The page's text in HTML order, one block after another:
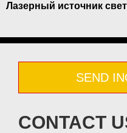
Лазерный источник
SEND
CONTACT